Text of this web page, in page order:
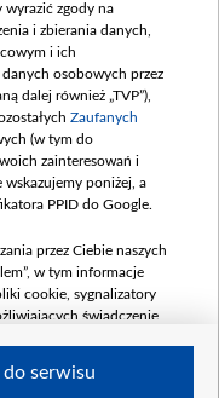
350
PLN
2025
PLN
(wpłata
8
PLN
wyrazić zgody na
i zbierania danych,
i ich
osobowych przez
dalej również „TVP”),
Zaufanych
(w tym do
zainteresowań i
wskazujemy poniżej, a
PPID do Google.
przez Ciebie naszych
w tym informacje
cookie, sygnalizatory
świadczenie
serwisu